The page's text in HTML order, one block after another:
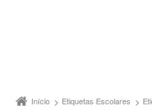
Início Etiquetas Escolares